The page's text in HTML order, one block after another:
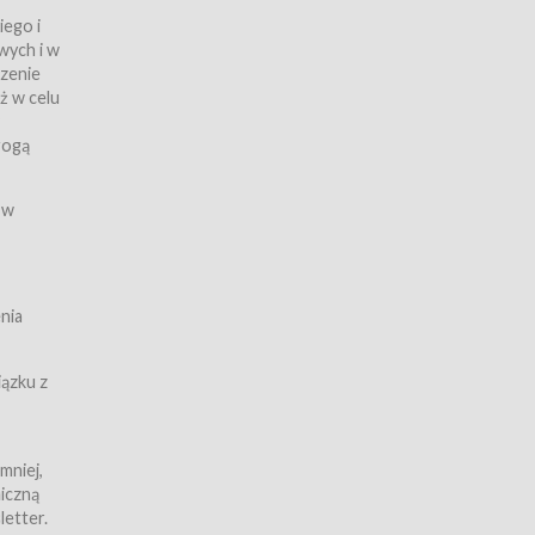
z
i
i w
w celu
z